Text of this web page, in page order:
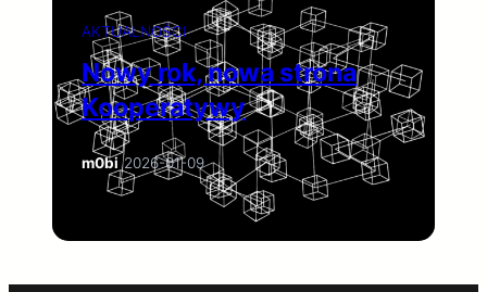
AKTUALNOŚCI
Nowy rok, nowa strona
Kooperatywy
m0bi /2026-01-09